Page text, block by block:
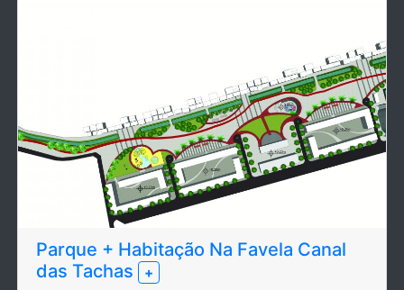
Parque + Habitação Na Favela Canal
das Tachas
+